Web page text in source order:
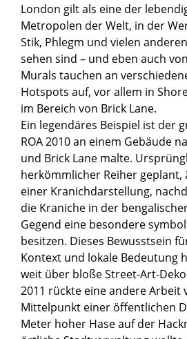
London gilt als eine der
Metropolen der Welt, in der
Stik, Phlegm und vielen
sehen sind – und eben auch
Murals tauchen an
Hotspots auf, vor allem in
im Bereich von Brick Lane.
Ein legendäres Beispiel ist der
ROA 2010 an einem Gebäude
und Brick Lane malte.
herkömmlicher Reiher geplant,
einer Kranichdarstellung,
die Kraniche in der
Gegend eine besondere
besitzen. Dieses Bewusstsein
Kontext und lokale Bedeutung
weit über bloße Street-Art-
2011 rückte eine andere Arbeit
Mittelpunkt einer öffentlichen
Meter hoher Hase auf der